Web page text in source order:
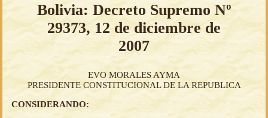
Bolivia: Decreto Supremo Nº
29373, 12 de diciembre de
2007
EVO MORALES AYMA
PRESIDENTE CONSTITUCIONAL DE LA REPUBLICA
CONSIDERANDO: